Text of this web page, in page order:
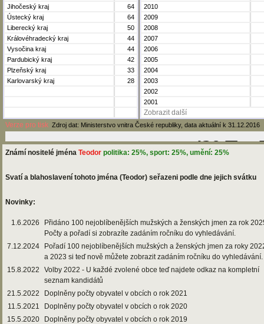
Jihočeský kraj
64
Ústecký kraj
64
Liberecký kraj
50
Královéhradecký kraj
44
Vysočina kraj
44
Pardubický kraj
42
Plzeňský kraj
33
Karlovarský kraj
28
2010
2009
2008
2007
2006
2005
2004
2003
2002
2001
Zobrazit další
Verze pro tisk Zdroj dat: Ministerstvo vnitra České republiky, data aktuální k 31.12.2016
Známí nositelé jména Teodor politika: 25%, sport: 25%, umění: 25%
Svatí a blahoslavení tohoto jména (Teodor) seřazeni podle dne jejich svátku
Novinky:
1.6.2026
Přidáno 100 nejoblíbenějších mužských a ženských jmen za rok
Počty a pořadí si zobrazíte zadáním ročníku do vyhledávání.
7.12.2024
Pořadí 100 nejoblíbenějších mužských a ženských jmen za roky
a 2023 si teď nově můžete zobrazit zadáním ročníku do vyhledávání.
15.8.2022
Volby 2022 - U každé zvolené obce teď najdete odkaz na kompletní
seznam kandidátů
21.5.2022
Doplněny počty obyvatel v obcích o rok 2021
11.5.2021
Doplněny počty obyvatel v obcích o rok 2020
15.5.2020
Doplněny počty obyvatel v obcích o rok 2019